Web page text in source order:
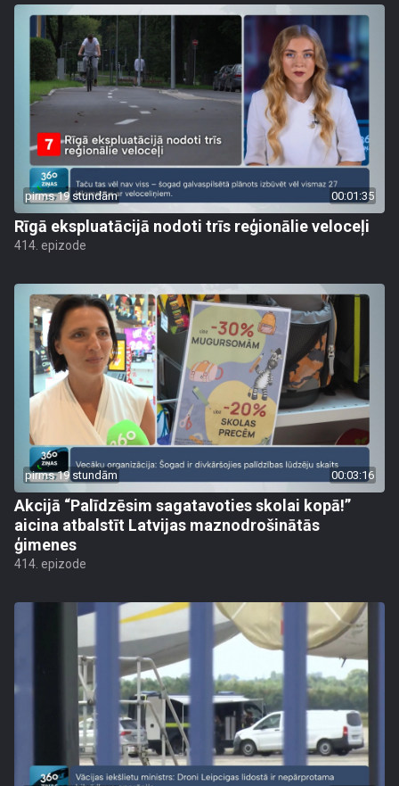
pirms 19 stundām 00:01:35
Rīgā ekspluatācijā nodoti trīs reģionālie veloceļi
414. epizode
pirms 19 stundām 00:03:16
Akcijā “Palīdzēsim sagatavoties skolai kopā!”
aicina atbalstīt Latvijas maznodrošinātās
ģimenes
414. epizode